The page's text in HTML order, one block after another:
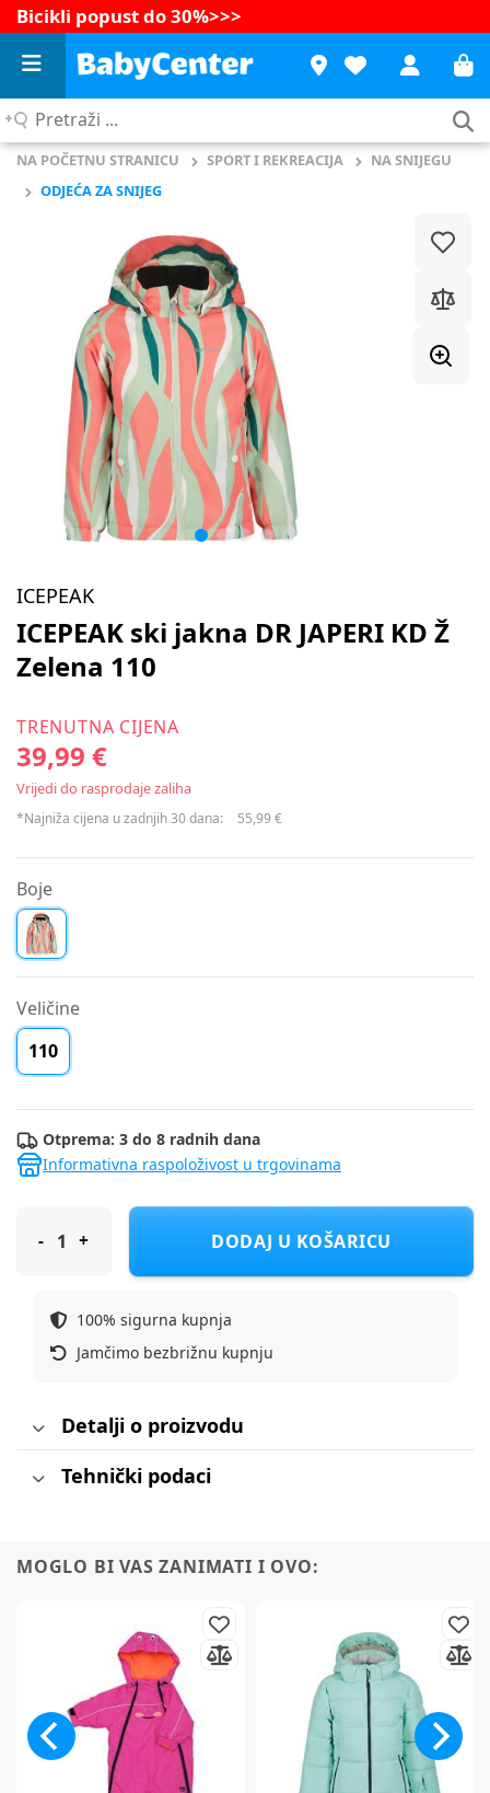
Bicikli popust do 30%>>>
Pretraži
NA POČETNU STRANICU SPORT I REKREACIJA
NA SNIJEGU
ODJEĆA ZA SNIJEG
ICEPEAK
ICEPEAK ski jakna DR JAPERI KD Ž
Zelena 110
TRENUTNA CIJENA
39,99 €
Vrijedi do rasprodaje zaliha
*Najniža cijena u zadnjih 30 dana: 55,99 €
Boje
Veličine
110
Otprema: 3 do 8 radnih dana
Informativna raspoloživost u trgovinama
ICEPEAK ski jakna DR JAPERI KD Ž Zelena 110
DODAJ U KOŠARICU
100% sigurna kupnja
Jamčimo bezbrižnu kupnju
Detalji o proizvodu
Tehnički podaci
MOGLO BI VAS ZANIMATI I OVO: